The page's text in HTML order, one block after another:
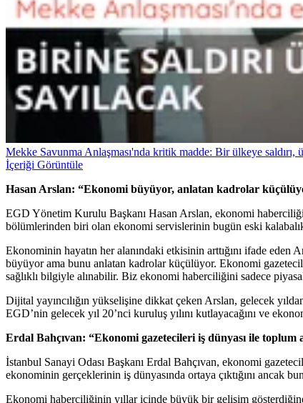
Mekke Savunma Anlaşması'nda kritik madde: Bir ülkeye saldırı,
İçeriği Görüntüle
Hasan Arslan: “Ekonomi büyüyor, anlatan kadrolar
EGD Yönetim Kurulu Başkanı Hasan Arslan, ekonomi
bölümlerinden biri olan ekonomi servislerinin bugün eski
Ekonominin hayatın her alanındaki etkisinin arttığını ifade
büyüyor ama bunu anlatan kadrolar küçülüyor. Ekonomi
sağlıklı bilgiyle alınabilir. Biz ekonomi haberciliğini sadece
Dijital yayıncılığın yükselişine dikkat çeken Arslan, gelecek
EGD’nin gelecek yıl 20’nci kuruluş yılını kutlayacağını ve
Erdal Bahçıvan: “Ekonomi gazetecileri iş dünyası ile
İstanbul Sanayi Odası Başkanı Erdal Bahçıvan, ekonomi
ekonominin gerçeklerinin iş dünyasında ortaya çıktığını ancak
Ekonomi haberciliğinin yıllar içinde büyük bir gelişim